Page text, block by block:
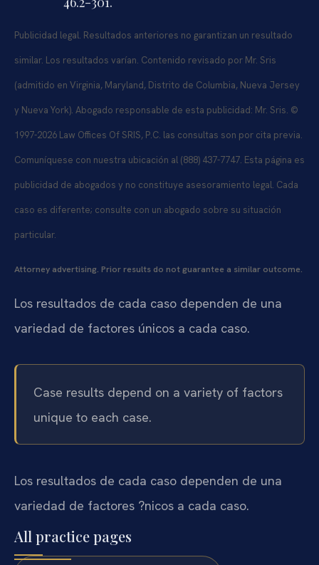
Publicidad legal. Resultados anteriores no garantizan un resultado
similar. Los resultados varían. Contenido revisado por Mr. Sris
(admitido en Virginia, Maryland, Distrito de Columbia, Nueva Jersey
y Nueva York). Abogado responsable de esta publicidad: Mr. Sris. ©
1997-2026 Law Offices Of SRIS, P.C. las consultas son por cita previa.
Comuníquese con nuestra ubicación al (888) 437-7747. Esta página es
publicidad de abogados y no constituye asesoramiento legal. Cada
caso es diferente; consulte con un abogado sobre su situación
particular.
Attorney advertising. Prior results do not guarantee a similar outcome.
Los resultados de cada caso dependen de una
variedad de factores únicos a cada caso.
Case results depend on a variety of factors
unique to each case.
Los resultados de cada caso dependen de una
variedad de factores ?nicos a cada caso.
All practice pages